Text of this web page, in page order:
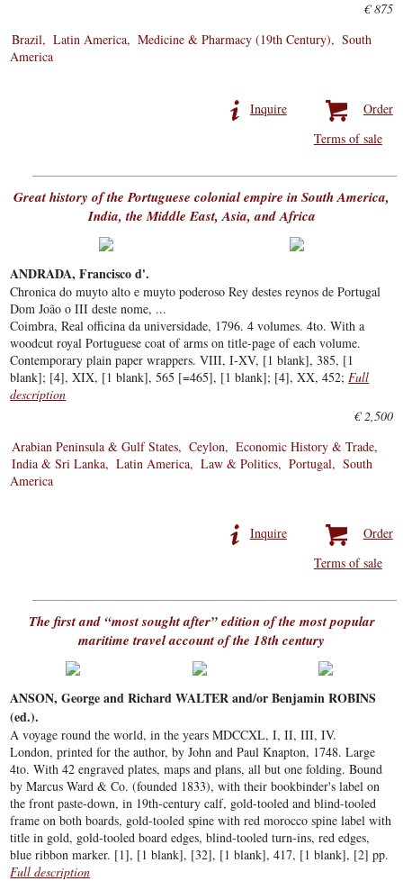
€ 875
Brazil
Latin America Medicine & Pharmacy (19th Century)
South
America
Order
Inquire
Terms of sale
Great history of the Portuguese colonial empire in South America,
India, the Middle East, Asia, and Africa
ANDRADA, Francisco d'.
Chronica do muyto alto e muyto poderoso Rey destes reynos de Portugal
Dom João o III deste nome, ...
Coimbra, Real officina da universidade, 1796. 4 volumes. 4to. With a
woodcut royal Portuguese coat of arms on title-page of each volume.
Contemporary plain paper wrappers. VIII, I-XV, [1 blank], 385, [1
blank]; [4], XIX, [1 blank], 565 [=465], [1 blank]; [4], XX, 452; Full
description
€ 2,500
Arabian Peninsula & Gulf States
Ceylon
Economic History & Trade
India & Sri Lanka
Latin America Law & Politics Portugal
South
America
Order
Inquire
Terms of sale
The first and “most sought after” edition of the most popular
maritime travel account of the 18th century
ANSON, George and Richard WALTER and/or Benjamin ROBINS
(ed.).
A voyage round the world, in the years MDCCXL, I, II, III, IV.
London, printed for the author, by John and Paul Knapton, 1748. Large
4to. With 42 engraved plates, maps and plans, all but one folding. Bound
by Marcus Ward & Co. (founded 1833), with their bookbinder's label on
the front paste-down, in 19th-century calf, gold-tooled and blind-tooled
frame on both boards, gold-tooled spine with red morocco spine label with
title in gold, gold-tooled board edges, blind-tooled turn-ins, red edges,
blue ribbon marker. [1], [1 blank], [32], [1 blank], 417, [1 blank], [2] pp.
Full description